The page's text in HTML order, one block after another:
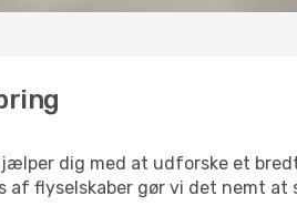
dig med at udforske et
flyselskaber gør vi det nemt at